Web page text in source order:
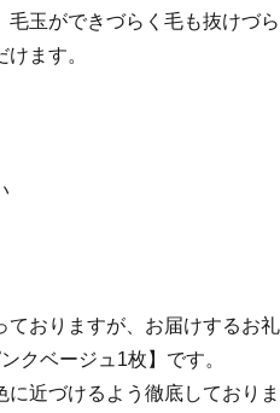
玉ができづらく毛も抜けづ
ます。
おりますが、お届けするお礼
クベージュ1枚】です。
近づけるよう徹底しておりま